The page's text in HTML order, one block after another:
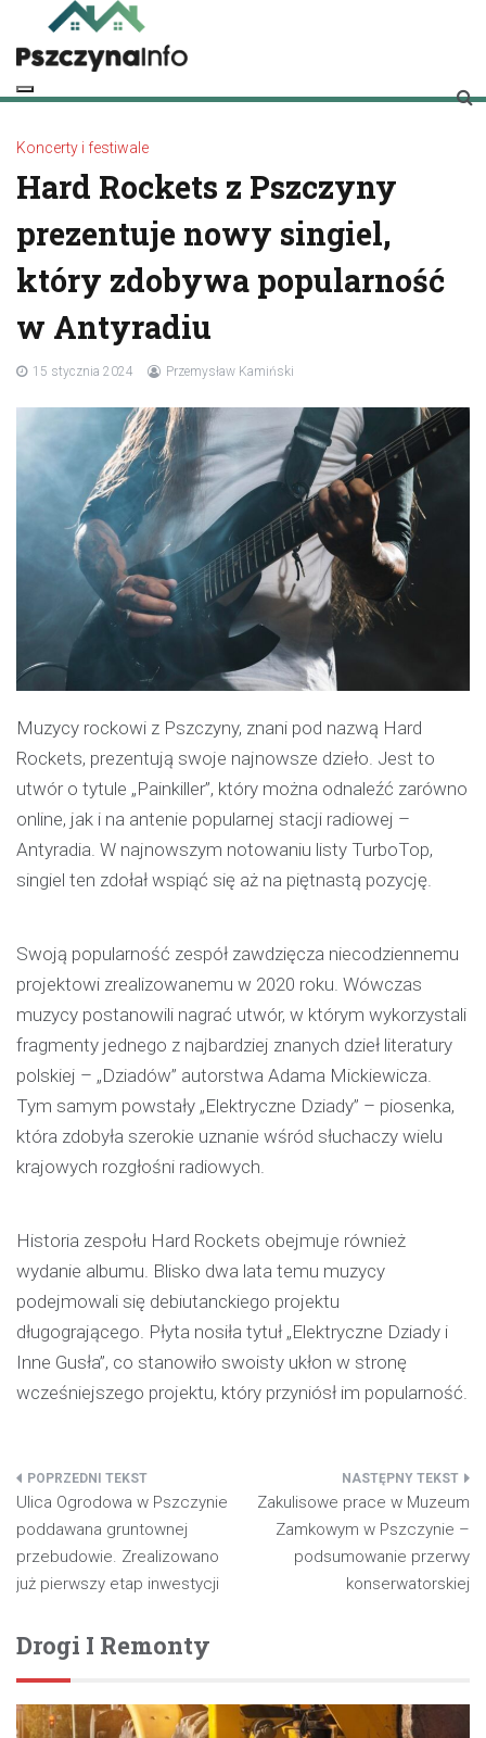
content
pszczynainfo.pl
Twoje źródło informacji o Pszczynie
Koncerty i festiwale
Hard Rockets z Pszczyny
prezentuje nowy singiel,
który zdobywa popularność
w Antyradiu
15 stycznia 2024 Przemysław Kamiński
Muzycy rockowi z Pszczyny, znani pod nazwą Hard
Rockets, prezentują swoje najnowsze dzieło. Jest to
utwór o tytule „Painkiller”, który można odnaleźć zarówno
online, jak i na antenie popularnej stacji radiowej –
Antyradia. W najnowszym notowaniu listy TurboTop,
singiel ten zdołał wspiąć się aż na piętnastą pozycję.
Swoją popularność zespół zawdzięcza niecodziennemu
projektowi zrealizowanemu w 2020 roku. Wówczas
muzycy postanowili nagrać utwór, w którym wykorzystali
fragmenty jednego z najbardziej znanych dzieł literatury
polskiej – „Dziadów” autorstwa Adama Mickiewicza.
Tym samym powstały „Elektryczne Dziady” – piosenka,
która zdobyła szerokie uznanie wśród słuchaczy wielu
krajowych rozgłośni radiowych.
Historia zespołu Hard Rockets obejmuje również
wydanie albumu. Blisko dwa lata temu muzycy
podejmowali się debiutanckiego projektu
długogrającego. Płyta nosiła tytuł „Elektryczne Dziady i
Inne Gusła”, co stanowiło swoisty ukłon w stronę
wcześniejszego projektu, który przyniósł im popularność.
Nawigacja
wpisu
Ulica Ogrodowa w Pszczynie
poddawana gruntownej
przebudowie. Zrealizowano
już pierwszy etap inwestycji
Zakulisowe prace w Muzeum
Zamkowym w Pszczynie –
podsumowanie przerwy
konserwatorskiej
Drogi I Remonty